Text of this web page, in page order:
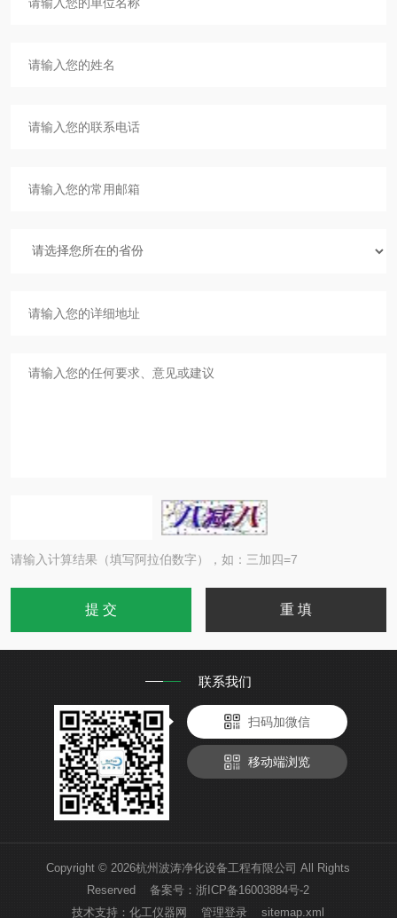
请输入计算结果（填写阿拉伯数字），如：三加四=7
联系我们
扫码加微信
移动端浏览
Copyright © 2026杭州波涛净化设备工程有限公司 All Rights
Reserved 备案号：浙ICP备16003884号-2
技术支持：化工仪器网 管理登录 sitemap.xml